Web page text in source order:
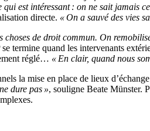
est intéressant : on ne sait jamais
directe. « On a sauvé des vies
choses de droit commun. On
termine quand les intervenants
réglé… « En clair, quand nous
la mise en place de lieux
dure pas », souligne Beate Münster.